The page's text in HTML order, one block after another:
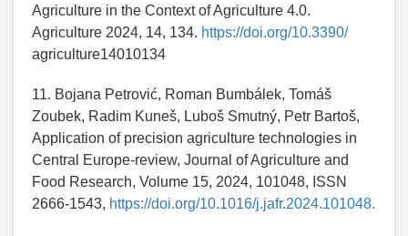
Agriculture in the Context of Agriculture 4.0.
Agriculture 2024, 14, 134. https://doi.org/10.3390/
agriculture14010134
11. Bojana Petrović, Roman Bumbálek, Tomáš
Zoubek, Radim Kuneš, Luboš Smutný, Petr Bartoš,
Application of precision agriculture technologies in
Central Europe-review, Journal of Agriculture and
Food Research, Volume 15, 2024, 101048, ISSN
2666-1543, https://doi.org/10.1016/j.jafr.2024.101048.